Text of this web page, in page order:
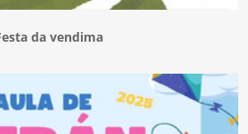
da vendima